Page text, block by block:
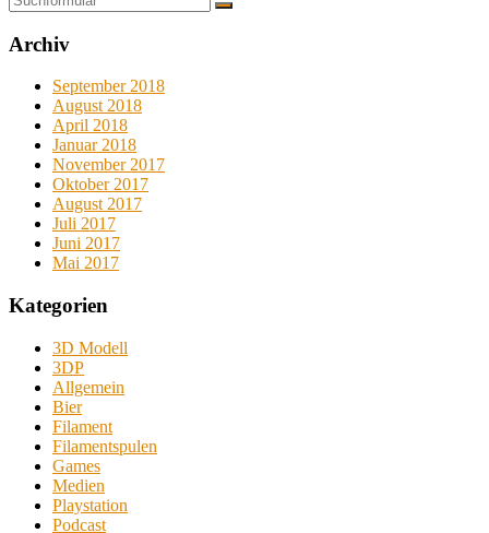
Suchen
Archiv
September 2018
August 2018
April 2018
Januar 2018
November 2017
Oktober 2017
August 2017
Juli 2017
Juni 2017
Mai 2017
Kategorien
3D Modell
3DP
Allgemein
Bier
Filament
Filamentspulen
Games
Medien
Playstation
Podcast